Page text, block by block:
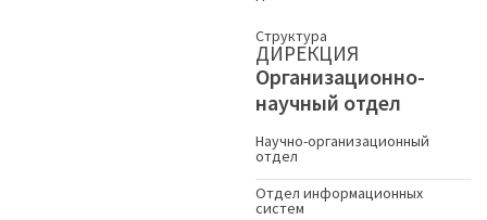
Структура
ДИРЕКЦИЯ
Организационно-
научный отдел
Научно-организационный
отдел
Отдел информационных
систем